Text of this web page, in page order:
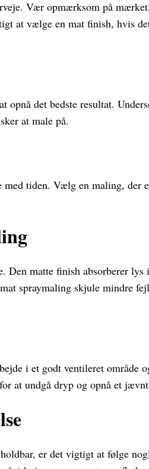
Vær opmærksom på
at vælge en mat finish, hvis
det bedste resultat.
at male på.
tiden. Vælg en maling, der
Den matte finish absorberer lys
spraymaling skjule mindre
i et godt ventileret område
at undgå dryp og opnå et
er det vigtigt at følge